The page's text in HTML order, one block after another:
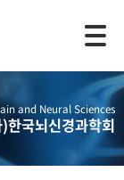
and Neural Sciences
한국뇌신경과학회